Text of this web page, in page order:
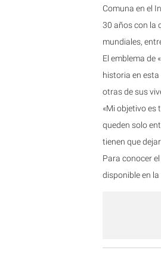
Comuna en el
30 años con la
mundiales,
El emblema de
historia en esta
otras de sus
«Mi objetivo es
queden solo
tienen que
Para conocer
disponible en la